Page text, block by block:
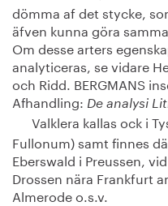
dömma af det stycke,
äfven kunna göra
Om desse arters
analyticeras, se vidare
och Ridd. BERGMANS
Afhandling: De analysi
Valklera kallas ock i
Fullonum) samt finnes
Eberswald i Preussen,
Drossen nära Frankfurt
Almerode o.s.v.